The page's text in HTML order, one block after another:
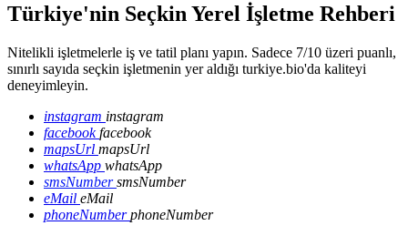
Türkiye'nin Seçkin Yerel İşletme Rehberi
Nitelikli işletmelerle iş ve tatil planı yapın. Sadece 7/10 üzeri puanlı,
sınırlı sayıda seçkin işletmenin yer aldığı turkiye.bio'da kaliteyi
deneyimleyin.
instagram instagram
facebookfacebook
mapsUrl mapsUrl
whatsApp whatsApp
smsNumbersmsNumber
eMail eMail
phoneNumberphoneNumber